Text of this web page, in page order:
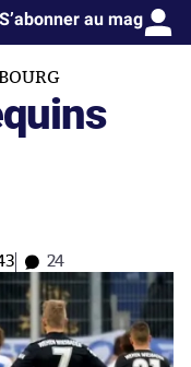
S’abonner au mag
24